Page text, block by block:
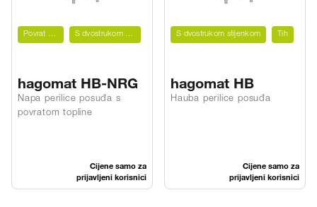
Povrat topline S dvostrukom stijenkom
hagomat HB-NRG
Napa perilice posuđa s
povratom topline
Cijene samo za
prijavljeni korisnici
S dvostrukom stijenkom Tih
hagomat HB
Hauba perilice posuđa
Cijene samo za
prijavljeni korisnici